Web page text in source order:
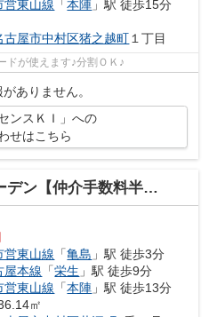
営東山線 「本陣 」駅 徒歩15分
古屋市中村区猪之越町１丁目
ドが使えます♪分割ＯＫ♪
ありません。
ンスＫＩ」への
せはこちら
【仲介手数料半額】
営東山線 「亀島 」駅 徒歩3分
屋本線 「栄生 」駅 徒歩9分
営東山線 「本陣 」駅 徒歩13分
㎡